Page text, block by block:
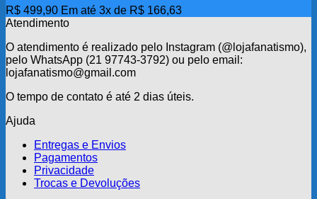
R$ 499,90 Em até 3x de R$ 166,63
Atendimento
O atendimento é realizado pelo Instagram (@lojafanatismo),
pelo WhatsApp (21 97743-3792) ou pelo email:
lojafanatismo@gmail.com
O tempo de contato é até 2 dias úteis.
Ajuda
Entregas e Envios
Pagamentos
Privacidade
Trocas e Devoluções